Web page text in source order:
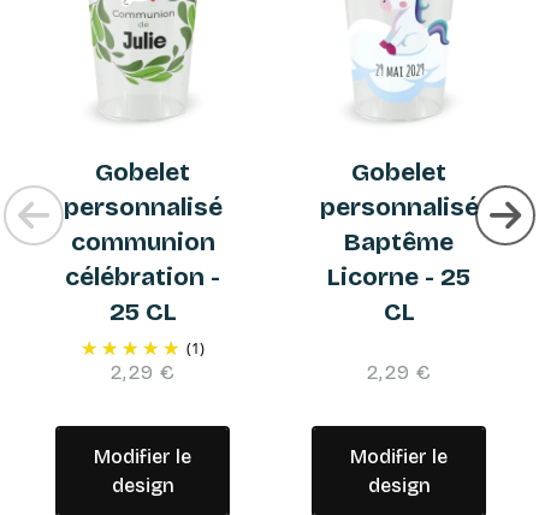
Gobelet
personnalisé
communion
célébration -
25 CL
(1)
2,29 €
Modifier le
design
Gobelet
personnalisé
Baptême
Licorne - 25
CL
2,29 €
Modifier le
design